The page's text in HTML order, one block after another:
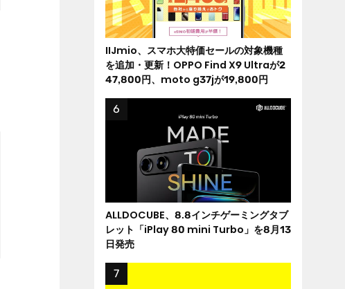
IIJmio、スマホ大特価セールの対象機種
を追加・更新！OPPO Find X9 Ultraが2
47,800円、moto g37jが19,800円
ALLDOCUBE、8.8インチゲーミングタブ
レット「iPlay 80 mini Turbo」を8月13
日発売